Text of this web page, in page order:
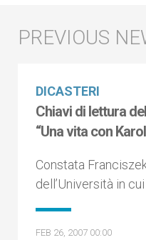
DICASTERI
Chiavi di lettura
“Una vita con
Constata
dell’Università in
FEB 26, 2007 00:00